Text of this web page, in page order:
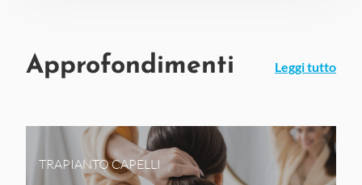
Approfondimenti Leggi tutto
TRAPIANTO CAPELLI